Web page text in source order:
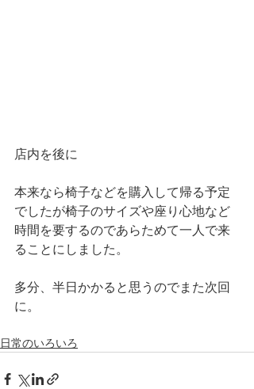
店内を後に
本来なら椅子などを購入して帰る予定
でしたが椅子のサイズや座り心地など
時間を要するのであらためて一人で来
ることにしました。
多分、半日かかると思うのでまた次回
に。
日常のいろいろ